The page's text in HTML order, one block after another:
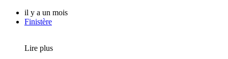
il y a un mois
Finistère
Lire plus